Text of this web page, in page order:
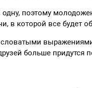
поэтому
в которой все будет
больше